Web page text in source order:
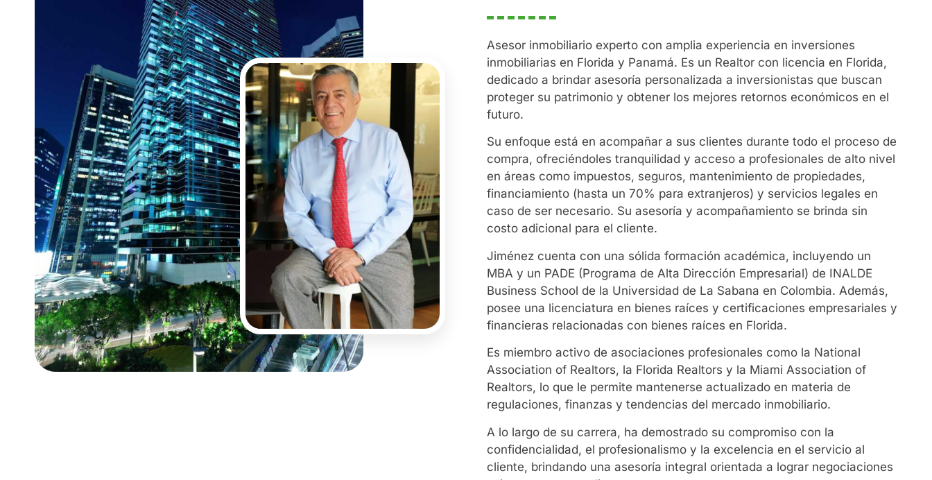
Asesor inmobiliario experto con amplia experiencia en inversiones
inmobiliarias en Florida y Panamá. Es un Realtor con licencia en Florida,
dedicado a brindar asesoría personalizada a inversionistas que buscan
proteger su patrimonio y obtener los mejores retornos económicos en el
futuro.
Su enfoque está en acompañar a sus clientes durante todo el proceso de
compra, ofreciéndoles tranquilidad y acceso a profesionales de alto nivel
en áreas como impuestos, seguros, mantenimiento de propiedades,
financiamiento (hasta un 70% para extranjeros) y servicios legales en
caso de ser necesario. Su asesoría y acompañamiento se brinda sin
costo adicional para el cliente.
Jiménez cuenta con una sólida formación académica, incluyendo un
MBA y un PADE (Programa de Alta Dirección Empresarial) de INALDE
Business School de la Universidad de La Sabana en Colombia. Además,
posee una licenciatura en bienes raíces y certificaciones empresariales y
financieras relacionadas con bienes raíces en Florida.
Es miembro activo de asociaciones profesionales como la National
Association of Realtors, la Florida Realtors y la Miami Association of
Realtors, lo que le permite mantenerse actualizado en materia de
regulaciones, finanzas y tendencias del mercado inmobiliario.
A lo largo de su carrera, ha demostrado su compromiso con la
confidencialidad, el profesionalismo y la excelencia en el servicio al
cliente, brindando una asesoría integral orientada a lograr negociaciones